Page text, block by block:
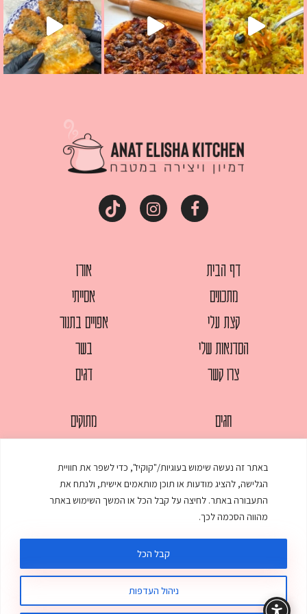
באתר זה נעשה שימוש בעוגיות/"קוקיז", כדי לשפר את חוויית
הגלישה, להציג מודעות או תוכן מותאמים אישית, ולנתח את
התעבורה באתר. לחיצה על קבל הכל או המשך השימוש באתר
מהווה הסכמה לכך.
ניהול העדפות
קבל הכל
דף הבית
מתכונים
קצת עלי
הסדנאות שלי
צרו קשר
אורז
אסייתי
אפויים בתנור
בשר
דגים
חגים
מאפים
ממולאים
מרקים
מתוקים
עוגות
עוף
© כל הזכויות שמורות לענת אלישע | עיצוב ובניית אתר